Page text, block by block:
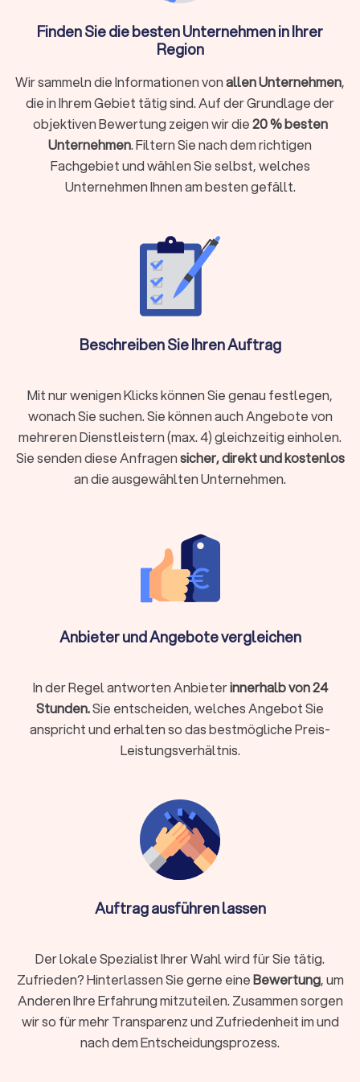
Aufschluss über Qualität und Zuverlässigkeit geben.
Trustlocal erfasst ausschließlich verifizierte Rezensionen,
sodass Sie sich auf authentische Erfahrungsberichte
verlassen können. Zudem sollte der Anbieter über eine
umfassendeHaftpflicht- und
Betriebshaftpflichtversicherung
verfügen.
Leistungen eines professionellen
Hausmeisterservice
Moderne Hausmeisterdienste bieten mehr als klassische
Technische Wartung und Instandhaltung:
Heizungs- und Lüftungsanlagen kontrollieren
Elektroinstallationen überprüfen und kleine Reparaturen
austauschen
Reinigung und Pflege:
Treppenhäuser, Flure und Gemeinschaftsräume reinigen
Außenanlagen und Eingangsbereiche pflegen
Fenster und Glasflächen säubern
Garten- und Außenbereich:
Rasenpflege und Heckenschnitt
Bepflanzung und saisonale Gestaltung
Mülltonnen bereitstellen und zurückstellen
Sicherheit und Überwachung:
Schließdienst und Gebäudekontrolle durchführen
Brandschutzeinrichtungen überprüfen
Notbeleuchtung testen
Objektbetreuung bei längerer Abwesenheit
zusammen, die individuell auf Ihre Immobilie
zugeschnitten werden können. Von der monatlichen
Grundbetreuung bis zum umfassenden Facility-
Management sind vielfältige Kombinationen möglich.
Was kostet ein Hausmeisterservice?
Die Kosten für einen Hausmeisterservice liegen in
Deutschland meist zwischen15 € und60 € pro Stunde.
Monatspauschalen bewegen sich zwischen150 €und500
€. Für Mieter gilt eine Obergrenze von0,50 €pro
Quadratmeter monatlich. Die tatsächlichen Kosten
hängen von Größe des Objekts, Leistungsumfang und
Finden Sie die besten Unternehmen in Ihrer
Region
Wir sammeln die Informationen vonallen Unternehmen,
die in Ihrem Gebiet tätig sind. Auf der Grundlage der
objektiven Bewertung zeigen wir die20 % besten
Unternehmen. Filtern Sie nach dem richtigen
Fachgebiet und wählen Sie selbst, welches
Unternehmen Ihnen am besten gefällt.
Beschreiben Sie Ihren Auftrag
Mit nur wenigen Klicks können Sie genau festlegen,
wonach Sie suchen. Sie können auch Angebote von
mehreren Dienstleistern (max. 4) gleichzeitig einholen.
Sie senden diese Anfragensicher, direkt und kostenlos
an die ausgewählten Unternehmen.
Anbieter und Angebote vergleichen
In der Regel antworten Anbieterinnerhalb von 24
Stunden.Sie entscheiden, welches Angebot Sie
anspricht und erhalten so das bestmögliche Preis-
Leistungsverhältnis.
Auftrag ausführen lassen
Der lokale Spezialist Ihrer Wahl wird für Sie tätig.
Zufrieden? Hinterlassen Sie gerne eineBewertung, um
Anderen Ihre Erfahrung mitzuteilen. Zusammen sorgen
wir so für mehr Transparenz und Zufriedenheit im und
nach dem Entscheidungsprozess.